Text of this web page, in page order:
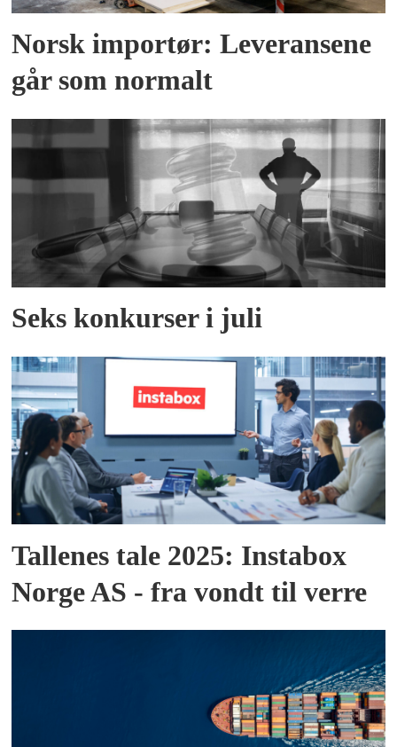
Norsk importør: Leveransene
går som normalt
Seks konkurser i juli
Tallenes tale 2025: Instabox
Norge AS - fra vondt til verre